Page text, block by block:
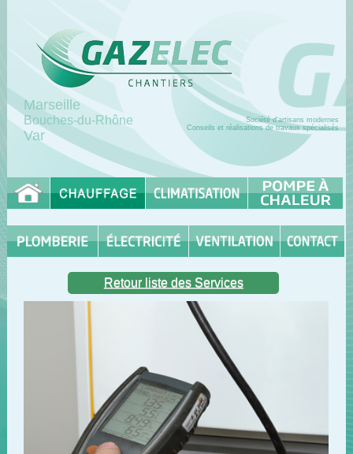
Marseille
Bouches-du-Rhône
Var
Société d'artisans modernes
Conseils et réalisations de travaux spécialisés
Retour liste des Services